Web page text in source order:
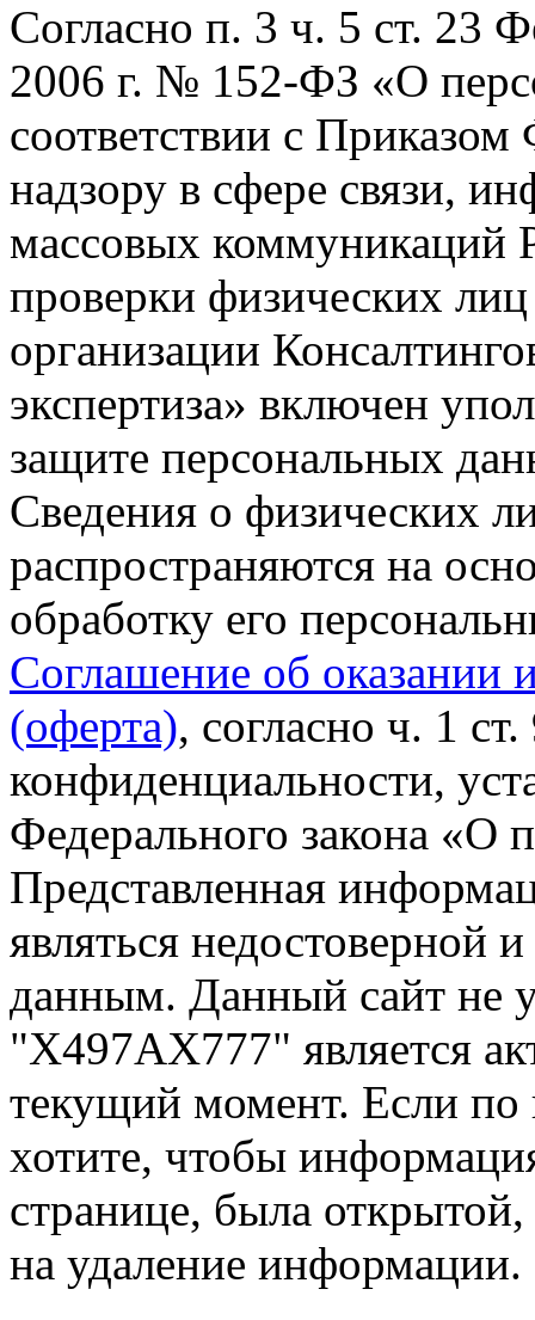
Согласно п. 3 ч. 5 ст. 23
2006 г. № 152-ФЗ «О
соответствии с
надзору в сфере связи,
массовых коммуникаций
проверки физических
организации
экспертиза» включен
защите персональных
Сведения о физических
распространяются на
обработку его
Соглашение об оказании
(оферта), согласно ч. 1
конфиденциальности,
Федерального закона «О
Представленная
являться недостоверной
данным. Данный сайт не
"Х497АХ777" является
текущий момент. Если
хотите, чтобы
странице, была открытой,
на удаление информации.